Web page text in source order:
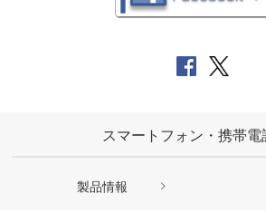
スマートフォン・携帯電
製品情報